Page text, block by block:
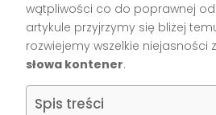
wątpliwości co do poprawnej
artykule przyjrzymy się bliżej
rozwiejemy wszelkie niejasności
słowa kontener.
Spis treści